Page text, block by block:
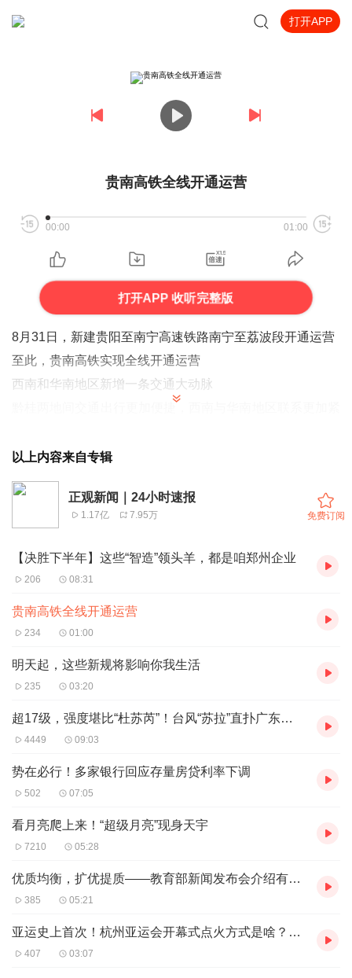
打开APP
贵南高铁全线开通运营
00:00 01:00
打开APP 收听完整版
8月31日，新建贵阳至南宁高速铁路南宁至荔波段开通运营
至此，贵南高铁实现全线开通运营
西南和华南地区新增一条交通大动脉
贵南高铁是“八纵八横”高速铁路网包头至海口通道的重要组
成部分
线路全长482公里，设计时速350公里
其中贵南高铁贵荔段已于今年8月8日开通运营
贵南高铁沿线分布毛南族、瑶族、布依族等30多个少数民族
聚居区
全线开通运营后，南宁至贵阳、成都、重庆等多地将开行直
南宁东到贵阳东旅行时间由原来的5个多小时缩短至最快2小
时53分
南宁东至成都东、重庆西间最快分别6小时51分、5小时17
分可达
以上内容来自专辑
正观新闻｜24小时速报
1.17亿 7.95万 免费订阅
【决胜下半年】这些“智造”领头羊，都是咱郑州企业
206 08:31
贵南高铁全线开通运营
234 01:00
明天起，这些新规将影响你我生活
235 03:20
超17级，强度堪比“杜苏芮”！台风“苏拉”直扑广东，多地宣布推迟开学、停运、关闭景区
4449 09:03
势在必行！多家银行回应存量房贷利率下调
502 07:05
看月亮爬上来！“超级月亮”现身天宇
7210 05:28
优质均衡，扩优提质——教育部新闻发布会介绍有关基础教育的两份意见
385 05:21
亚运史上首次！杭州亚运会开幕式点火方式是啥？总导演独家“剧透”
407 03:07